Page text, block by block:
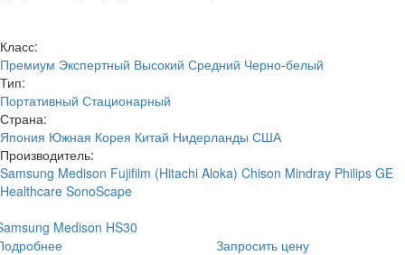
Класс:
Премиум Экспертный Высокий Средний Черно-белый
Тип:
Портативный Стационарный
Страна:
Япония Южная Корея Китай Нидерланды США
Производитель:
Samsung Medison Fujifilm (Hitachi Aloka) Chison Mindray Philips GE
Healthcare SonoScape
Medison HS30
Запросить цену